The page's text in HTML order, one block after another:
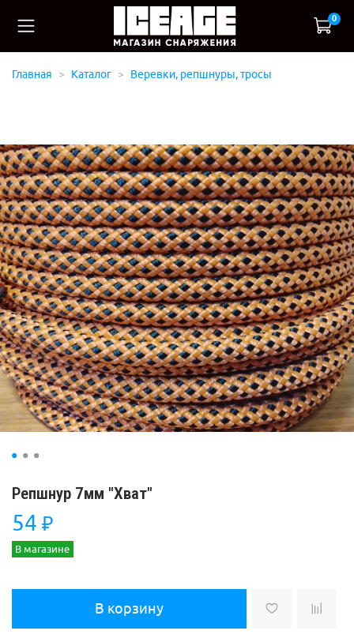
0
Главная Каталог Веревки, репшнуры, тросы
Репшнур 7мм "Хват"
54 ₽
В магазине
В корзину